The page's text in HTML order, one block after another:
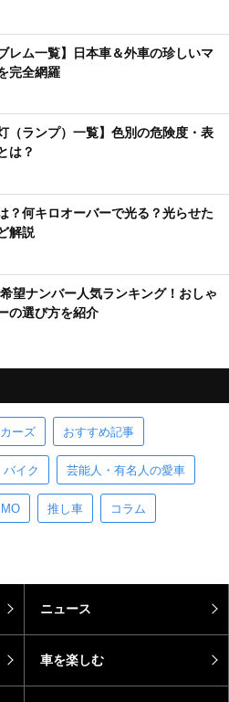
レム一覧】日本車＆外車の珍しいマ
完全網羅
（ランプ）一覧】色別の危険度・表
は？
？何キロオーバーで光る？光らせた
解説
希望ナンバー人気ランキング！おしゃ
の選び方を紹介
ーズ おすすめ記事
バイク 芸能人・有名人の愛車
推し車 コラム
ニュース
車を楽しむ